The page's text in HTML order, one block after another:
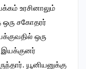
உரசினாலும்
ஒரு சகோதரர்
ஒரு
யூனியனுக்கு